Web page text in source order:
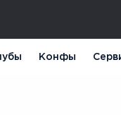
Конфы